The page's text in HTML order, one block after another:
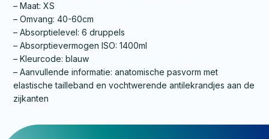
– Maat: XS
– Omvang: 40-60cm
– Absorptielevel: 6 druppels
– Absorptievermogen ISO: 1400ml
– Kleurcode: blauw
– Aanvullende informatie: anatomische pasvorm met
elastische tailleband en vochtwerende antilekrandjes aan de
zijkanten